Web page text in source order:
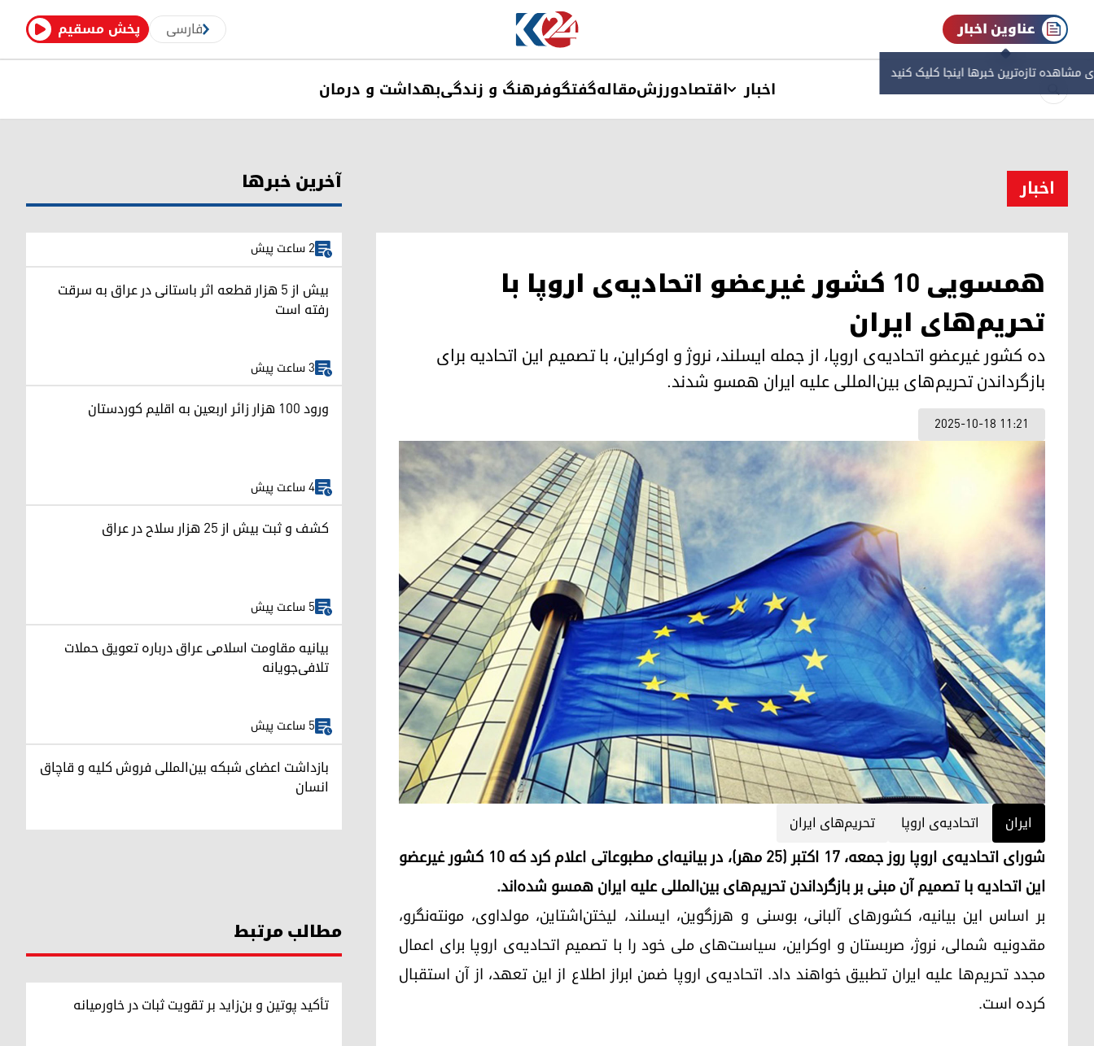
پخش مسقیم فارسی عناوین اخبار
مشاهده‌ تازه‌ترین خبرها اینجا کلیک کنید
اخبار اقتصادورزشمقالهگفتگوفرهنگ و زندگیبهداشت و درمان
اخبار
همسویی ۱۰ کشور غیرعضو اتحادیه‌ی اروپا با
تحریم‌های ایران
ده کشور غیرعضو اتحادیه‌ی اروپا، از جمله ایسلند، نروژ و اوکراین، با تصمیم این اتحادیه برای
بازگرداندن تحریم‌های بین‌المللی علیه ایران همسو شدند.
2025-10-18 11:21
ایران اتحادیه‌ی اروپا تحریم‌های ایران
شورای اتحادیه‌ی اروپا روز جمعه، ۱۷ اکتبر (۲۵ مهر)، در بیانیه‌ای مطبوعاتی اعلام کرد که ۱۰ کشور غیرعضو
این اتحادیه با تصمیم آن مبنی بر بازگرداندن تحریم‌های بین‌المللی علیه ایران همسو شده‌اند.
بر اساس این بیانیه، کشورهای آلبانی، بوسنی و هرزگوین، ایسلند، لیختن‌اشتاین، مولداوی، مونته‌نگرو،
مقدونیه شمالی، نروژ، صربستان و اوکراین، سیاست‌های ملی خود را با تصمیم اتحادیه‌ی اروپا برای اعمال
مجدد تحریم‌ها علیه ایران تطبیق خواهند داد. اتحادیه‌ی اروپا ضمن ابراز اطلاع از این تعهد، از آن استقبال
کرده است.
آخرین خبرها
2 ساعت پیش
بیش از ۵ هزار قطعه اثر باستانی در عراق به سرقت
رفته است
3 ساعت پیش
ورود ۱۰۰ هزار زائر اربعین به اقلیم کوردستان
4 ساعت پیش
کشف و ثبت بیش از ۲۵ هزار سلاح در عراق
5 ساعت پیش
بیانیه مقاومت اسلامی عراق درباره تعویق حملات
تلافی‌جویانه
5 ساعت پیش
بازداشت اعضای شبکه بین‌المللی فروش کلیه و قاچاق
انسان
مطالب مرتبط
تأکید پوتین و بن‌زاید بر تقویت ثبات در خاورمیانه